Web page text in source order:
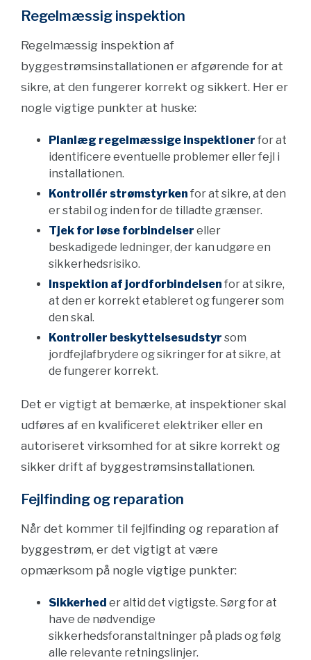
Regelmæssig inspektion
Regelmæssig inspektion af
byggestrømsinstallationen er afgørende for at
sikre, at den fungerer korrekt og sikkert. Her er
nogle vigtige punkter at huske:
Planlæg regelmæssige inspektioner for at
identificere eventuelle problemer eller fejl i
installationen.
Kontrollér strømstyrken for at sikre, at den
er stabil og inden for de tilladte grænser.
Tjek for løse forbindelser eller
beskadigede ledninger, der kan udgøre en
sikkerhedsrisiko.
Inspektion af jordforbindelsen for at sikre,
at den er korrekt etableret og fungerer som
den skal.
Kontroller beskyttelsesudstyr som
jordfejlafbrydere og sikringer for at sikre, at
de fungerer korrekt.
Det er vigtigt at bemærke, at inspektioner skal
udføres af en kvalificeret elektriker eller en
autoriseret virksomhed for at sikre korrekt og
sikker drift af byggestrømsinstallationen.
Fejlfinding og reparation
Når det kommer til fejlfinding og reparation af
byggestrøm, er det vigtigt at være
opmærksom på nogle vigtige punkter:
Sikkerhed er altid det vigtigste. Sørg for at
have de nødvendige
sikkerhedsforanstaltninger på plads og følg
alle relevante retningslinjer.